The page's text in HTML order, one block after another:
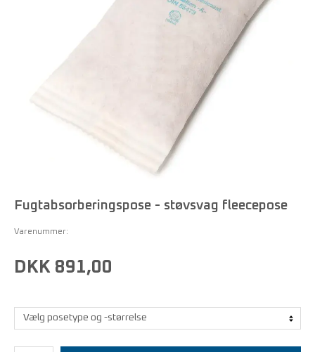
Fugtabsorberingspose - støvsvag fleecepose
Varenummer:
DKK 891,00